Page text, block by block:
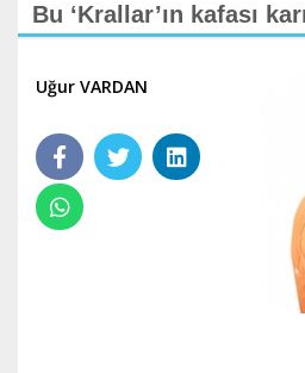
Bu ‘Krallar’ın kafası
Uğur VARDAN